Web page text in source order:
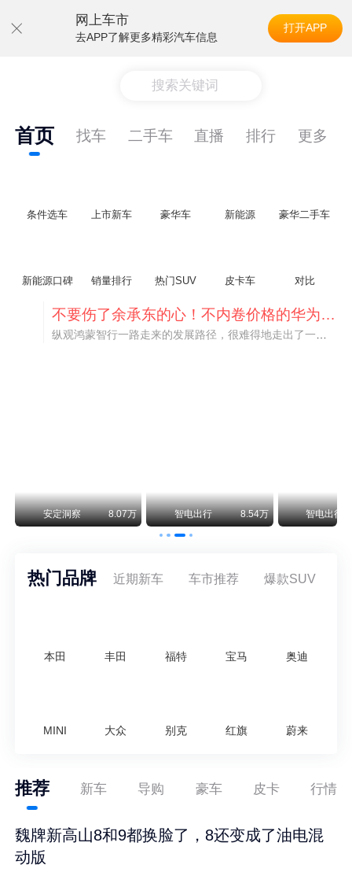
网上车市
去APP了解更多精彩汽车信息
打开APP
搜索关键词
首页 找车 二手车 直播 排行 更多
条件选车 上市新车 豪华车 新能源 豪华二手车
新能源口碑 销量排行 热门SUV 皮卡车 对比
不要伤了余承东的心！不内卷价格的华为，弥足珍贵！
安定洞察 8.07万 智电出行 8.54万 智电出行
热门品牌 近期新车 车市推荐 爆款SUV
本田 丰田 福特 宝马 奥迪
MINI 大众 别克 红旗 蔚来
推荐 新车 导购 豪车 皮卡 行情
魏牌新高山8和9都换脸了，8还变成了油电混
动版